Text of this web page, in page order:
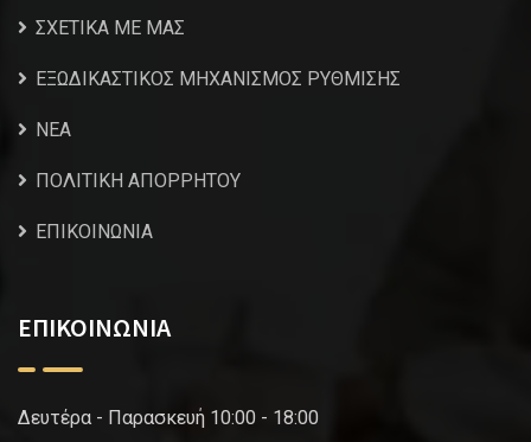
ΣΧΕΤΙΚΑ ΜΕ ΜΑΣ
ΕΞΩΔΙΚΑΣΤΙΚΟΣ ΜΗΧΑΝΙΣΜΟΣ ΡΥΘΜΙΣΗΣ
NEA
ΠΟΛΙΤΙΚΗ ΑΠΟΡΡΗΤΟΥ
ΕΠΙΚΟΙΝΩΝΙΑ
ΕΠΙΚΟΙΝΩΝΙΑ
Δευτέρα - Παρασκευή 10:00 - 18:00